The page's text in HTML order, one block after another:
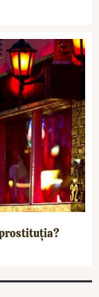
prostituția?